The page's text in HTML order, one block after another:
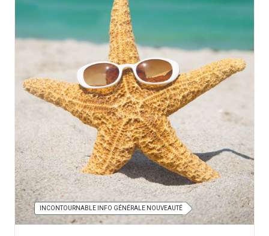
INCONTOURNABLE INFO GÉNÉRALE NOUVEAUTÉ